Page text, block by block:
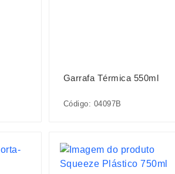
Garrafa Térmica 550ml
Código: 04097B